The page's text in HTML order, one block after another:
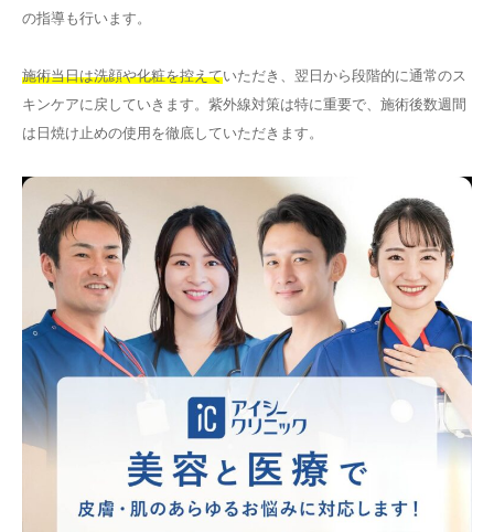
の指導も行います。
施術当日は洗顔や化粧を控えていただき、翌日から段階的に通常のス
キンケアに戻していきます。紫外線対策は特に重要で、施術後数週間
は日焼け止めの使用を徹底していただきます。